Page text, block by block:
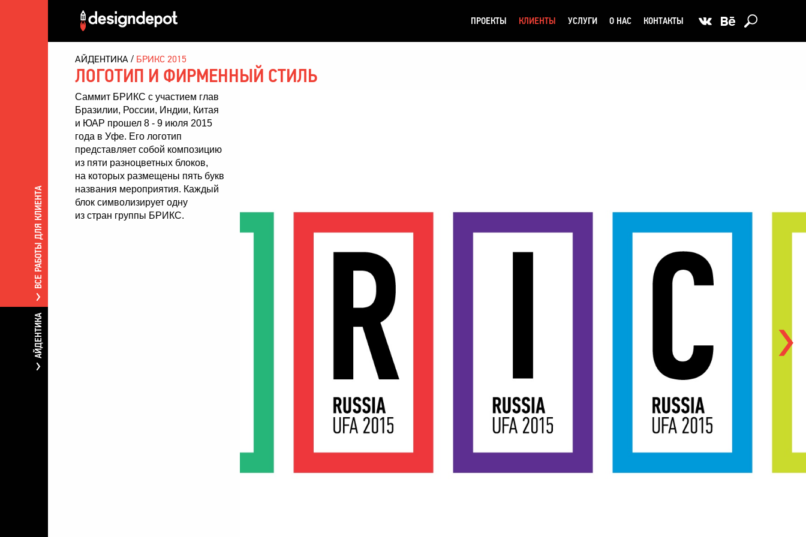
ПРОЕКТЫ КЛИЕНТЫ УСЛУГИ О НАС КОНТАКТЫ
ВСЕ РАБОТЫ ДЛЯ КЛИЕНТА
АЙДЕНТИКА
АЙДЕНТИКА БРИКС 2015
ЛОГОТИП И ФИРМЕННЫЙ СТИЛЬ
Саммит БРИКС с участием глав
Бразилии, России, Индии, Китая
и ЮАР прошел 8 - 9 июля 2015
года в Уфе. Его логотип
представляет собой композицию
из пяти разноцветных блоков,
на которых размещены пять букв
названия мероприятия. Каждый
блок символизирует одну
из стран группы БРИКС.